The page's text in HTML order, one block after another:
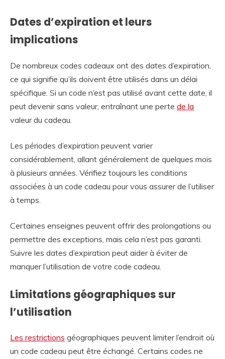
Dates d’expiration et leurs
implications
De nombreux codes cadeaux ont des dates d’expiration,
ce qui signifie qu’ils doivent être utilisés dans un délai
spécifique. Si un code n’est pas utilisé avant cette date, il
peut devenir sans valeur, entraînant une perte de la
valeur du cadeau.
Les périodes d’expiration peuvent varier
considérablement, allant généralement de quelques mois
à plusieurs années. Vérifiez toujours les conditions
associées à un code cadeau pour vous assurer de l’utiliser
à temps.
Certaines enseignes peuvent offrir des prolongations ou
permettre des exceptions, mais cela n’est pas garanti.
Suivre les dates d’expiration peut aider à éviter de
manquer l’utilisation de votre code cadeau.
Limitations géographiques sur
l’utilisation
Les restrictions géographiques peuvent limiter l’endroit où
un code cadeau peut être échangé. Certains codes ne